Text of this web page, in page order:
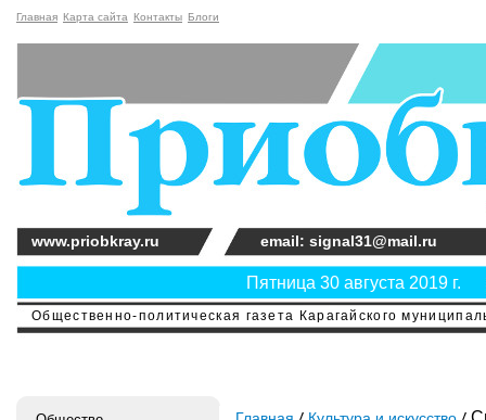
Главная Карта сайта Контакты Блоги
Общественно-политическая газета Карагайского
Пятница 30 августа 2019 г.
www.priobkray.ru email: signal31@mail.ru